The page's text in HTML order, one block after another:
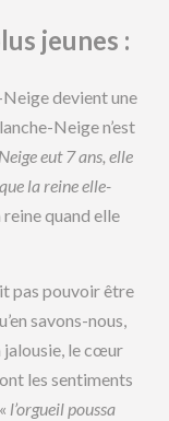
jeunes :
devient une
Neige n’est
eut 7 ans, elle
la reine elle-
reine quand elle
pas pouvoir être
savons-nous,
jalousie, le cœur
les sentiments
l’orgueil poussa